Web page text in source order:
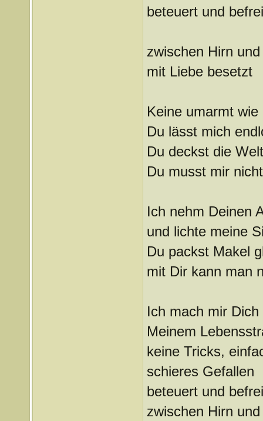
beteuert und
zwischen Hirn
mit Liebe besetzt
Keine umarmt wie
Du lässt mich
Du deckst die
Du musst mir
Ich nehm Deinen
und lichte meine
Du packst Makel
mit Dir kann man
Ich mach mir Dich
Meinem
keine Tricks,
schieres Gefallen
beteuert und
zwischen Hirn